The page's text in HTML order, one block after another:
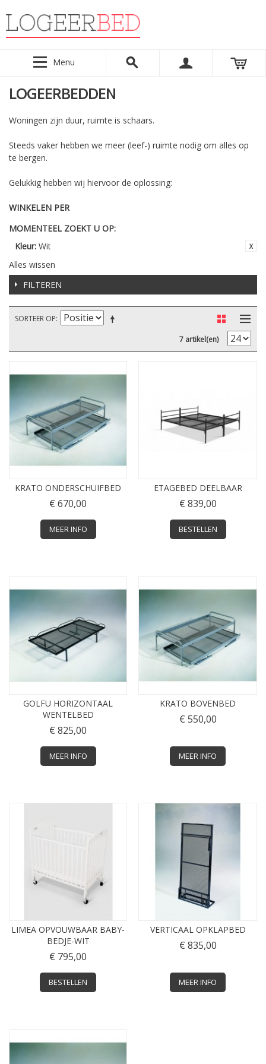
Menu
LOGEERBEDDEN
Woningen zijn duur, ruimte is schaars.
Steeds vaker hebben we meer (leef-) ruimte nodig om alles op
te bergen.
Gelukkig hebben wij hiervoor de oplossing:
WINKELEN PER
MOMENTEEL ZOEKT U OP:
Kleur: Wit
Alles wissen
FILTEREN
SORTEER OP
7 artikel(en)
KRATO ONDERSCHUIFBED
€ 670,00
MEER INFO
ETAGEBED DEELBAAR
€ 839,00
BESTELLEN
GOLFU HORIZONTAAL
WENTELBED
€ 825,00
MEER INFO
KRATO BOVENBED
€ 550,00
MEER INFO
LIMEA OPVOUWBAAR BABY-
BEDJE-WIT
€ 795,00
BESTELLEN
VERTICAAL OPKLAPBED
€ 835,00
MEER INFO